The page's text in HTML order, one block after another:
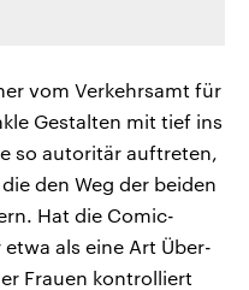
vom Verkehrsamt für
Gestalten mit tief ins
so autoritär auftreten,
den Weg der beiden
Hat die Comic-
als eine Art Über-
Frauen kontrolliert